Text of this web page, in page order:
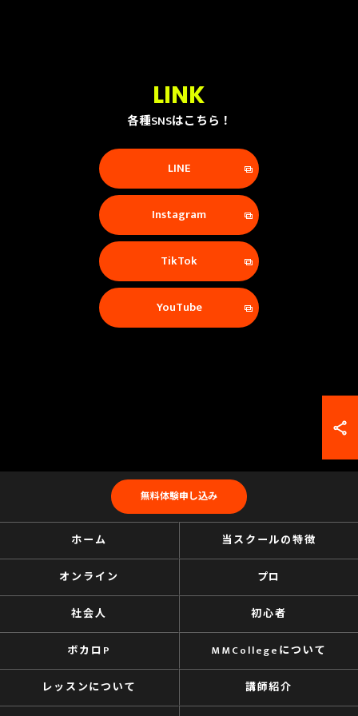
各種SNSはこちら！
LINK
LINE
Instagram
TikTok
YouTube
無料体験申し込み
ホーム 当スクールの特徴
オンライン プロ
社会人 初心者
ボカロP MMCollegeについて
レッスンについて 講師紹介